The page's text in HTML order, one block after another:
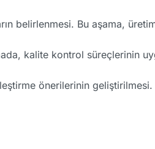
belirlenmesi. Bu aşama,
kalite kontrol süreçlerinin
önerilerinin